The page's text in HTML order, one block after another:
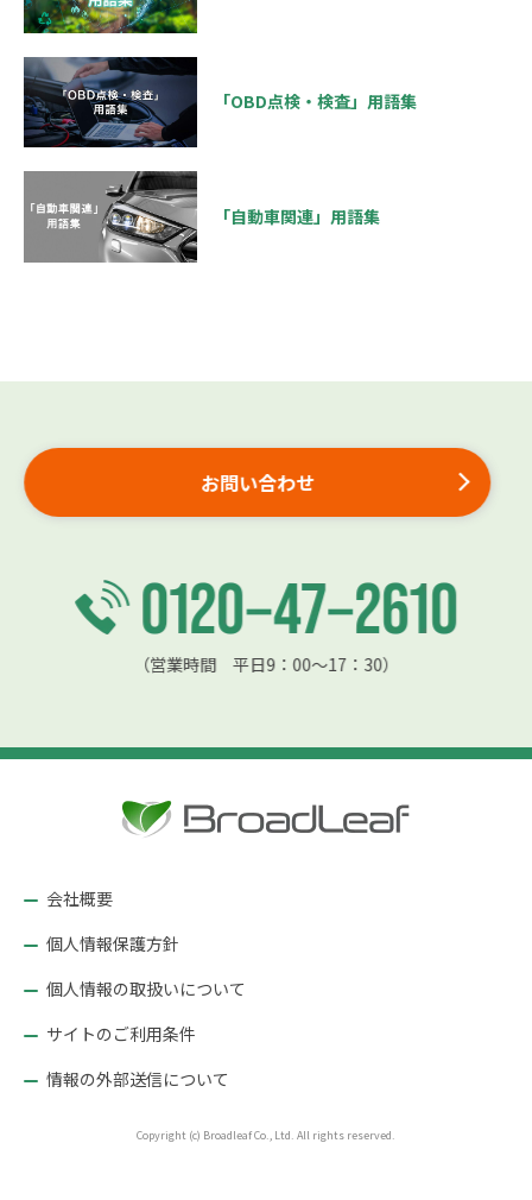
「OBD点検・検査」用語集
「自動車関連」用語集
お問い合わせ
（営業時間 平日9：00〜17：30）
会社概要
個人情報保護方針
個人情報の取扱いについて
サイトのご利用条件
情報の外部送信について
Copyright (c) Broadleaf Co., Ltd. All rights reserved.